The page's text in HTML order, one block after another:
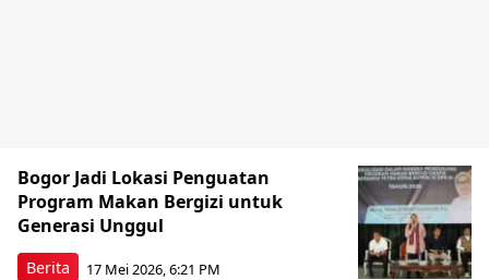
Berita
Bogor Jadi Lokasi Penguatan
Program Makan Bergizi untuk
Generasi Unggul
17 Mei 2026, 6:21 PM